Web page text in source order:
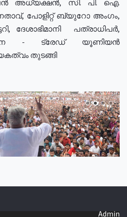
അധ്യക്ഷൻ, സി. പി. ഐ.
പോളിറ്റ് ബ്യുറോ അംഗം,
ദേശാഭിമാനി പത്രാധിപർ,
- ട്രേഡ് യൂണിയൻ
തുടങ്ങി
Admin